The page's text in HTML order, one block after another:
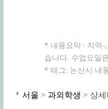
* 내용요약 : 지역-
습니다. 수업요일
* 태그: 논산시 내
서울 > 과외학생 > 상세